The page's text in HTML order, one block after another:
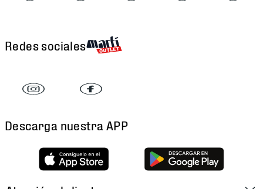
Redes sociales
Descarga nuestra APP